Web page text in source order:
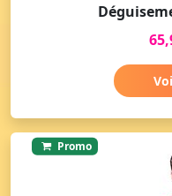
Promo